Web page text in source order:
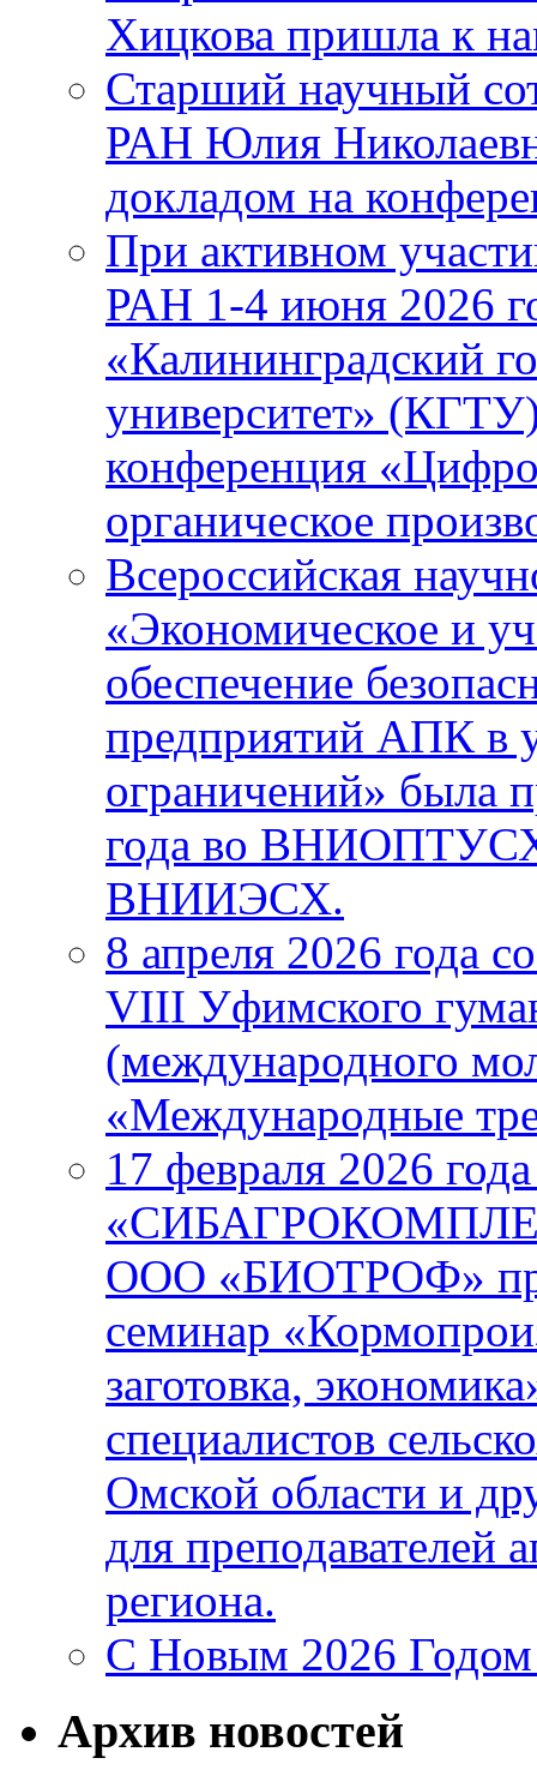
Хицкова пришла к
Старший научный
РАН Юлия
докладом на
При активном
РАН 1-4 июня 2026
«Калининградский
университет»
конференция
органическое
Всероссийская
«Экономическое и
обеспечение
предприятий АПК в
ограничений» была
года во
ВНИИЭСХ.
8 апреля 2026 года
VIII Уфимского
(международного
«Международные
17 февраля 2026
ООО «БИОТРОФ»
семинар
заготовка,
специалистов
Омской области и
для преподавателей
региона.
C Новым 2026
Архив новостей